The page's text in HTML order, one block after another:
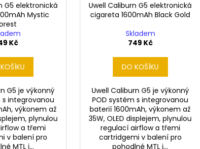
G5 elektronická
Mystic
Kč
G5 je výkonný
s integrovanou
výkonem až
plynulou
a třemi
v balení pro
MTL i...
Uwell Caliburn G5 elektronická
cigareta 1600mAh Black Gold
Skladem
749 Kč
DO KOŠÍKU
Uwell Caliburn G5 je výkonný
POD systém s integrovanou
baterií 1600mAh, výkonem až
35W, OLED displejem, plynulou
regulací airflow a třemi
cartridgemi v balení pro
pohodlné MTL i...